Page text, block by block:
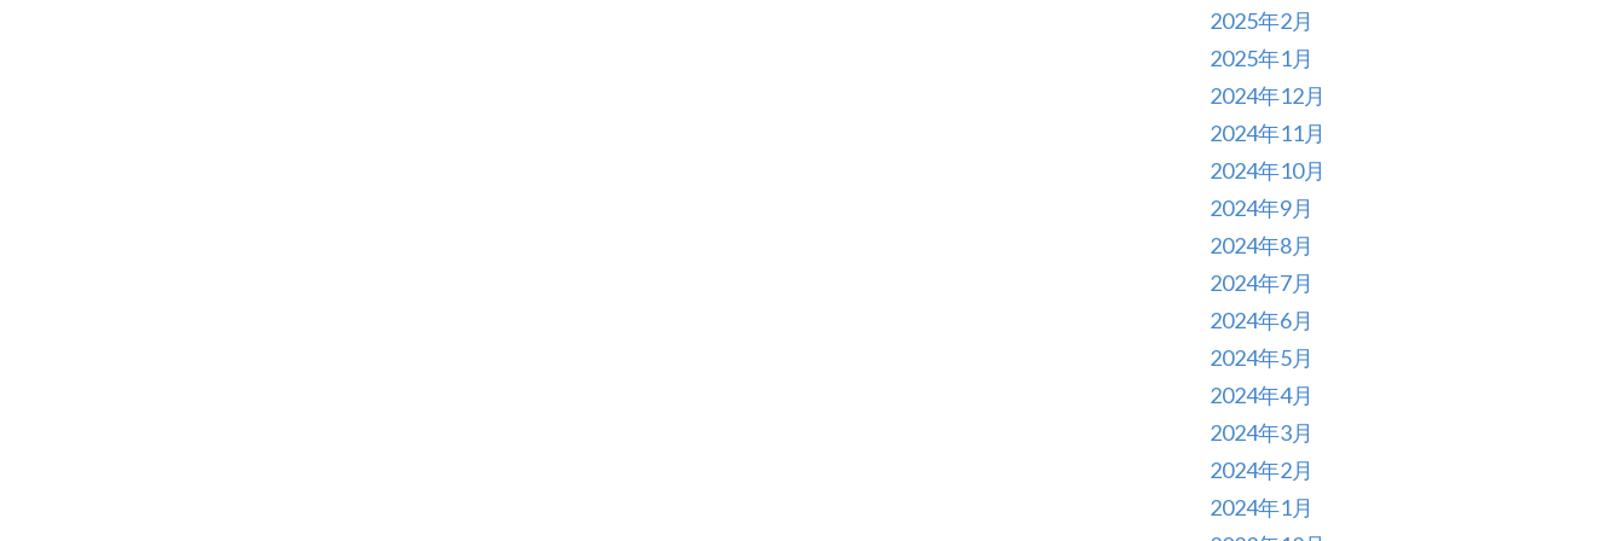
2025年2月
2025年1月
2024年12月
2024年11月
2024年10月
2024年9月
2024年8月
2024年7月
2024年6月
2024年5月
2024年4月
2024年3月
2024年2月
2024年1月